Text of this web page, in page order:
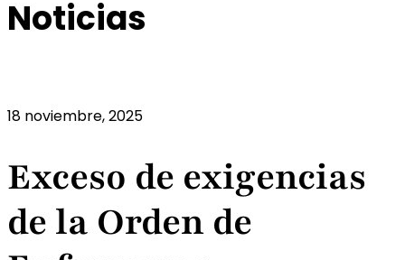
Noticias
18 noviembre, 2025
Exceso de exigencias
de la Orden de